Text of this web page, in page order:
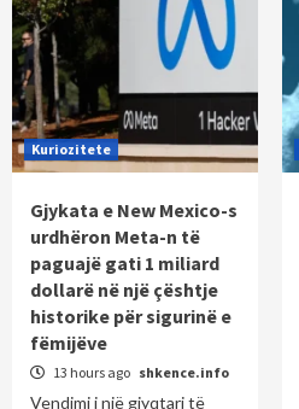
Kuriozitete
Gjykata e New Mexico-s
urdhëron Meta-n të
paguajë gati 1 miliard
dollarë në një çështje
historike për sigurinë e
fëmijëve
13 hours ago shkence.info
Vendimi i një gjyqtari të